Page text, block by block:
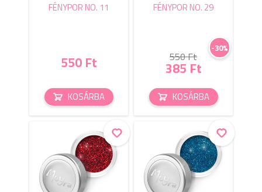
FÉNYPOR NO. 11
550 Ft
KOSÁRBA
-30%
FÉNYPOR NO. 29
550 Ft
385 Ft
KOSÁRBA